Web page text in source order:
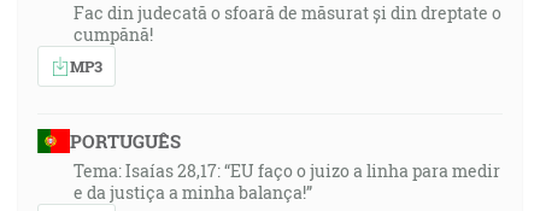
Fac din judecată o sfoară de măsurat și din dreptate o
cumpănă!
MP3
PORTUGUÊS
Tema: Isaías 28,17: “EU faço o juizo a linha para medir
e da justiça a minha balança!”